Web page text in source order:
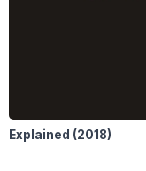
Explained (2018)